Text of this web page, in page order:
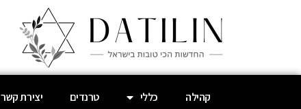
קהילה כללי טרנדים יצירת קשר